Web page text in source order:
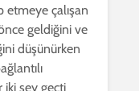
etmeye çalışan
geldiğini ve
düşünürken
iki şey geçti